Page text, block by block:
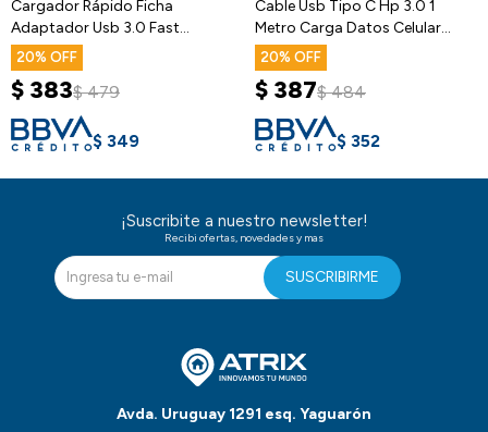
Cargador Rápido Ficha
Adaptador Usb 3.0 Fast
Charge Celular
20
$ 383$ 479
$ 349
Cable Usb Tipo C Hp 3.0 1
Metro Carga Datos Celular
Calidad
20
$ 387$ 484
$ 352
Avda. Uruguay 1291 esq. Yaguarón
¡Suscribite a nuestro newsletter!
Recibi ofertas, novedades y mas
SUSCRIBIRME